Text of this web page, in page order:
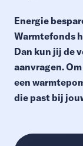
Energie
Warmtefonds
Dan kun jij de
aanvragen.
een
die past bij